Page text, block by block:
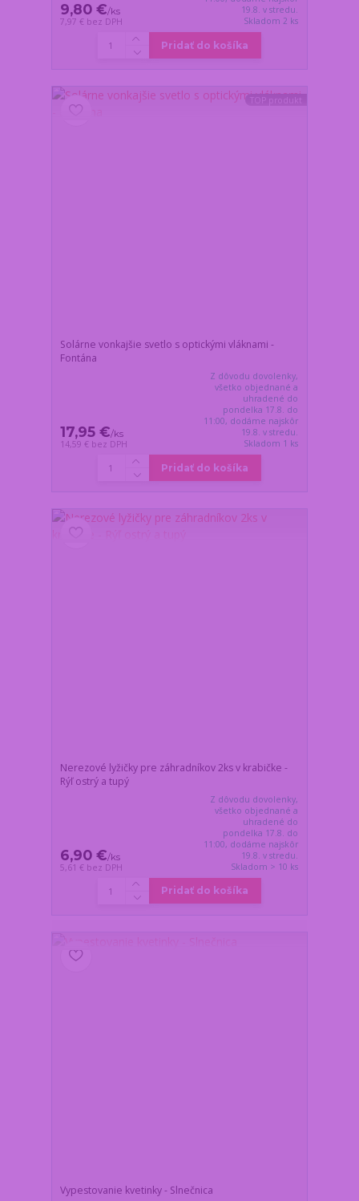
9,80 €/ks
7,97 € bez DPH
19.8. v stredu.
Skladom 2 ks
Pridať do košíka
TOP produkt
Solárne vonkajšie svetlo s optickými vláknami -
Fontána
17,95 €/ks
14,59 € bez DPH
Z dôvodu dovolenky,
všetko objednané a
uhradené do
pondelka 17.8. do
11:00, dodáme najskôr
19.8. v stredu.
Skladom 1 ks
Pridať do košíka
Nerezové lyžičky pre záhradníkov 2ks v krabičke -
Rýľ ostrý a tupý
6,90 €/ks
5,61 € bez DPH
Z dôvodu dovolenky,
všetko objednané a
uhradené do
pondelka 17.8. do
11:00, dodáme najskôr
19.8. v stredu.
Skladom > 10 ks
Pridať do košíka
Vypestovanie kvetinky - Slnečnica